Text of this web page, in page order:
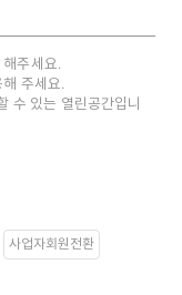
해주세요.
주세요.
수 있는 열린공간입니
사업자회원전환